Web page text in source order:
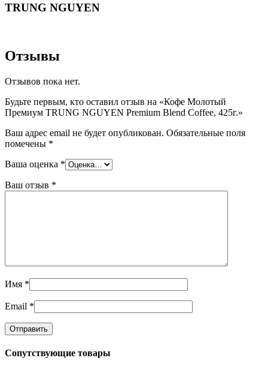
TRUNG NGUYEN
Отзывы
Отзывов пока нет.
Будьте первым, кто оставил отзыв на «Кофе Молотый
Премиум TRUNG NGUYEN Premium Blend Coffee, 425г.»
Ваш адрес email не будет опубликован. Обязательные поля
помечены *
Ваша оценка *
Ваш отзыв *
Имя *
Email *
Сопутствующие товары